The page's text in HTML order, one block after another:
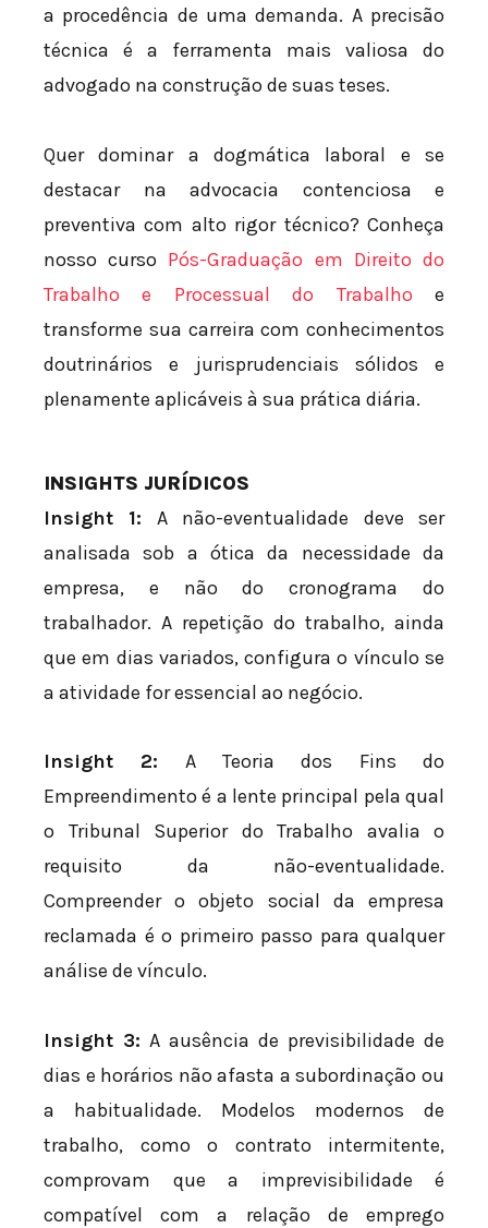
a procedência de uma demanda. A precisão
técnica é a ferramenta mais valiosa do
advogado na construção de suas teses.
Quer dominar a dogmática laboral e se
destacar na advocacia contenciosa e
preventiva com alto rigor técnico? Conheça
nosso curso Pós-Graduação em Direito do
Trabalho e Processual do Trabalho e
transforme sua carreira com conhecimentos
doutrinários e jurisprudenciais sólidos e
plenamente aplicáveis à sua prática diária.
INSIGHTS JURÍDICOS
Insight 1: A não-eventualidade deve ser
analisada sob a ótica da necessidade da
empresa, e não do cronograma do
trabalhador. A repetição do trabalho, ainda
que em dias variados, configura o vínculo se
a atividade for essencial ao negócio.
Insight 2: A Teoria dos Fins do
Empreendimento é a lente principal pela qual
o Tribunal Superior do Trabalho avalia o
requisito da não-eventualidade.
Compreender o objeto social da empresa
reclamada é o primeiro passo para qualquer
análise de vínculo.
Insight 3: A ausência de previsibilidade de
dias e horários não afasta a subordinação ou
a habitualidade. Modelos modernos de
trabalho, como o contrato intermitente,
comprovam que a imprevisibilidade é
compatível com a relação de emprego